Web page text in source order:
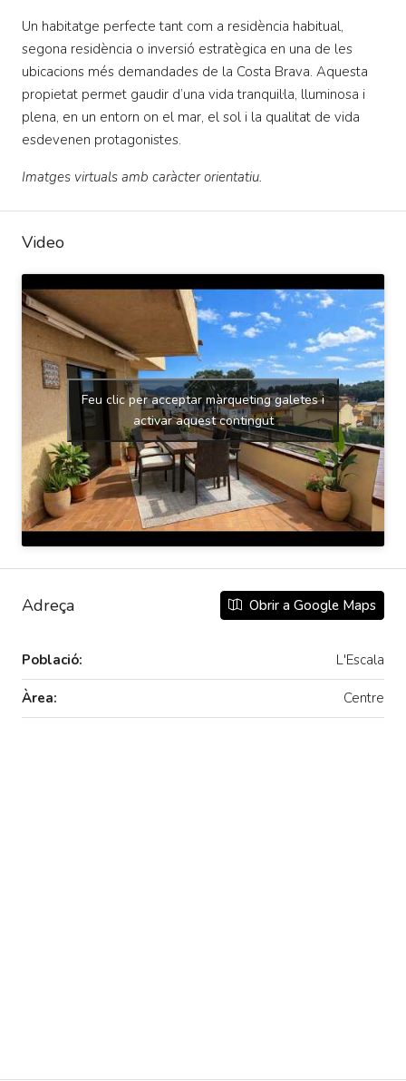
Un habitatge perfecte tant com a residència habitual,
segona residència o inversió estratègica en una de les
ubicacions més demandades de la Costa Brava. Aquesta
propietat permet gaudir d’una vida tranquil·la, lluminosa i
plena, en un entorn on el mar, el sol i la qualitat de vida
esdevenen protagonistes.
Imatges virtuals amb caràcter orientatiu.
Video
Feu clic per acceptar màrqueting galetes i
activar aquest contingut
Adreça Obrir a Google Maps
Població: L'Escala
Àrea: Centre